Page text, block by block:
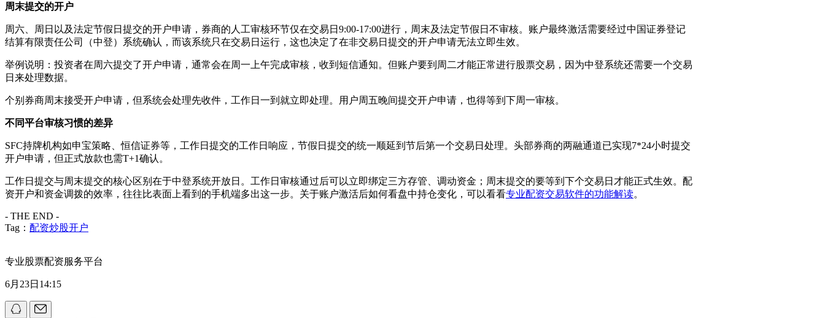
周末提交的开户
周六、周日以及法定节假日提交的开户申请，券商的人工审核环节仅在交易日9:00-17:00进行，周末及法定节假日不审核。账户最终激活需要经过中国证券登记
结算有限责任公司（中登）系统确认，而该系统只在交易日运行，这也决定了在非交易日提交的开户申请无法立即生效。
举例说明：投资者在周六提交了开户申请，通常会在周一上午完成审核，收到短信通知。但账户要到周二才能正常进行股票交易，因为中登系统还需要一个交易
日来处理数据。
个别券商周末接受开户申请，但系统会处理先收件，工作日一到就立即处理。用户周五晚间提交开户申请，也得等到下周一审核。
不同平台审核习惯的差异
SFC持牌机构如申宝策略、恒信证券等，工作日提交的工作日响应，节假日提交的统一顺延到节后第一个交易日处理。头部券商的两融通道已实现7*24小时提交
开户申请，但正式放款也需T+1确认。
工作日提交与周末提交的核心区别在于中登系统开放日。工作日审核通过后可以立即绑定三方存管、调动资金；周末提交的要等到下个交易日才能正式生效。配
资开户和资金调拨的效率，往往比表面上看到的手机端多出这一步。关于账户激活后如何看盘中持仓变化，可以看看专业配资交易软件的功能解读。
- THE END -
Tag： 配资炒股开户
专业股票配资服务平台
6月23日14:15